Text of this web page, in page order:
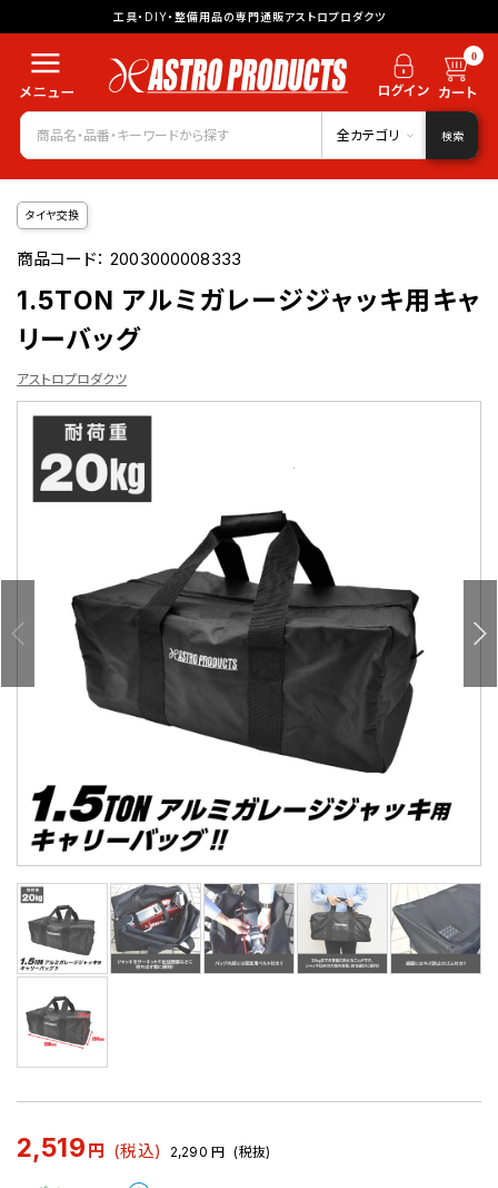
工具・DIY・整備用品の専門通販アストロプロダクツ
0
全カテゴリ 検索
タイヤ交換
商品コード：2003000008333
1.5TON アルミガレージジャッキ用キャ
リーバッグ
アストロプロダクツ
2,519 円 (税込) 2,290 円 (税抜)